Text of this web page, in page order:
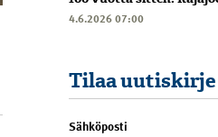
4.6.2026 07:00
Tilaa uutiskirje
Sähköposti